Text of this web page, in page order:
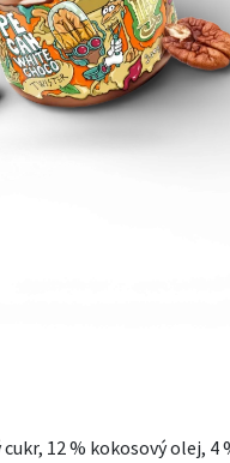
12 % kokosový olej,